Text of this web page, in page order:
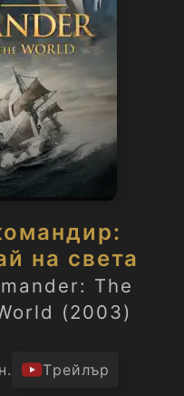
на света
The
(2003)
Трейлър